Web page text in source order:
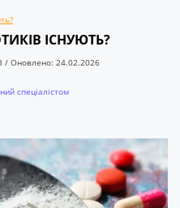
ІСНУЮТЬ?
/ Оновлено: 24.02.2026
спеціалістом